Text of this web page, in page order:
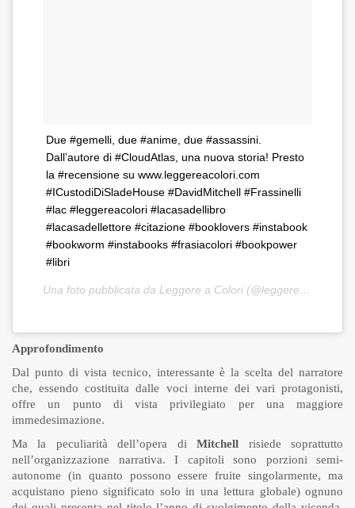
Due #gemelli, due #anime, due #assassini.
Dall’autore di #CloudAtlas, una nuova storia! Presto
la #recensione su www.leggereacolori.com
#ICustodiDiSladeHouse #DavidMitchell #Frassinelli
#lac #leggereacolori #lacasadellibro
#lacasadellettore #citazione #booklovers #instabook
#bookworm #instabooks #frasiacolori #bookpower
#libri
Una foto pubblicata da Leggere a Colori (@leggereacolori) in data:
Approfondimento
Dal punto di vista tecnico, interessante è la scelta del narratore
che, essendo costituita dalle voci interne dei vari protagonisti,
offre un punto di vista privilegiato per una maggiore
immedesimazione.
Ma la peculiarità dell’opera diMitchell risiede soprattutto
nell’organizzazione narrativa. I capitoli sono porzioni semi-
autonome (in quanto possono essere fruite singolarmente, ma
acquistano pieno significato solo in una lettura globale) ognuno